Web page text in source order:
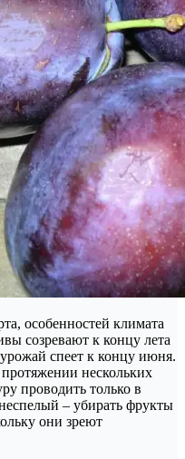
особенностей климата
созревают к концу лета
спеет к концу июня.
нескольких
проводить только в
– убирать фрукты
они зреют